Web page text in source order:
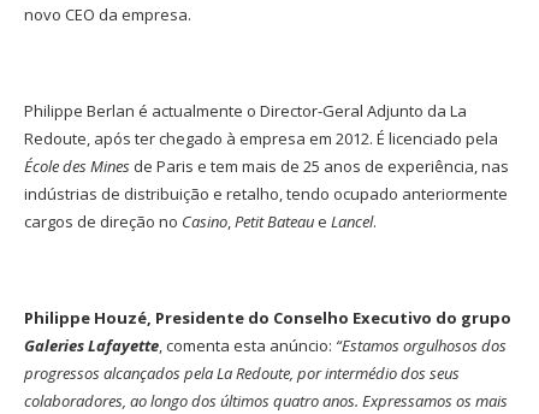
novo CEO da empresa.
Philippe Berlan é actualmente o Director-Geral Adjunto da La
Redoute, após ter chegado à empresa em 2012. É licenciado pela
École des Mines de Paris e tem mais de 25 anos de experiência, nas
indústrias de distribuição e retalho, tendo ocupado anteriormente
cargos de direção no Casino,Petit Bateaue Lancel.
Philippe Houzé, Presidente do Conselho Executivo do grupo
Galeries Lafayette, comenta esta anúncio: “Estamos orgulhosos dos
progressos alcançados pela La Redoute, por intermédio dos seus
colaboradores, ao longo dos últimos quatro anos. Expressamos os mais